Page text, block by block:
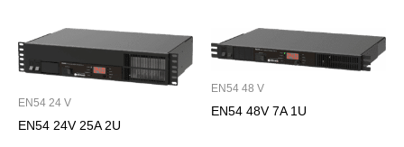
EN54 24 V
EN54 24V 25A 2U
EN54 48 V
EN54 48V 7A 1U